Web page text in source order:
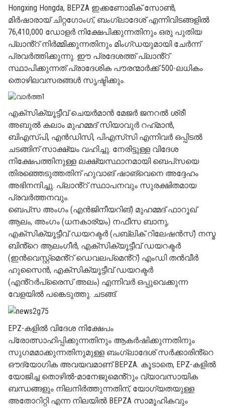
Hongxing Hongda, BEPZA ഇക്കണോമിക് സോൺ,
മിർഷാരായ് ചിറ്റഗോംഗ്, ബംഗ്ലാദേശ് എന്നിവിടങ്ങളിൽ
76,410,000 ഡോളർ നിക്ഷേപിക്കുന്നതിനും ഒരു പുതിയ
പ്ലാൻ്റ് നിർമ്മിക്കുന്നതിനും മിംഗ്ഡയുമായി ചേർന്ന്
പ്രവർത്തിക്കുന്നു. ഈ പ്രദേശത്ത് പ്ലാൻ്റ്
സ്ഥാപിക്കുന്നത് പ്രാദേശിക പൗരന്മാർക്ക് 500-ലധികം
തൊഴിലവസരങ്ങൾ സൃഷ്ടിക്കും.
എക്‌സിക്യൂട്ടീവ് ചെയർമാൻ മേജർ ജനറൽ ശ്രീ
അബുൽ കലാം മുഹമ്മദ് സിയാവുർ റഹ്‌മാൻ,
ബിഎസ്‌പി, എൻഡിസി, പിഎസ്‌സി എന്നിവർ ഒപ്പിടൽ
ചടങ്ങിന് സാക്ഷ്യം വഹിച്ചു. നേരിട്ടുള്ള വിദേശ
നിക്ഷേപത്തിനുള്ള ലക്ഷ്യസ്ഥാനമായി ബെപ്‌സയെ
തിരഞ്ഞെടുത്തതിന് ഹുവാങ് ഷാങ്‌വെനെ അദ്ദേഹം
അഭിനന്ദിച്ചു. പ്ലാൻ്റ് സ്ഥാപനവും സുരക്ഷിതമായ
പ്രവർത്തനവും.
ബെപ്‌സ അംഗം (എൻജിനീയറിങ്) മുഹമ്മദ് ഫാറൂഖ്
ആലം, അംഗം (ധനകാര്യം) നഫീസ ബാനു,
എക്‌സിക്യൂട്ടീവ് ഡയറക്ടർ (പബ്ലിക് റിലേഷൻസ്) നസ്മ
ബിൻ്റെ ആലംഗീർ, എക്‌സിക്യൂട്ടീവ് ഡയറക്ടർ
(ഇൻവെസ്റ്റ്‌മെൻ്റ് ഡെവലപ്‌മെൻ്റ്) എംഡി തൻവീർ
ഹുസൈൻ, എക്‌സിക്യൂട്ടീവ് ഡയറക്ടർ
(എൻ്റർപ്രൈസ് അലം) എന്നിവർ ഒപ്പുവെക്കുന്ന
വേളയിൽ പങ്കെടുത്തു. ചടങ്ങ്.
EPZ-കളിൽ വിദേശ നിക്ഷേപം
പ്രോത്സാഹിപ്പിക്കുന്നതിനും ആകർഷിക്കുന്നതിനും
സുഗമമാക്കുന്നതിനുമുള്ള ബംഗ്ലാദേശ് സർക്കാരിൻ്റെ
ഔദ്യോഗിക അവയവമാണ് BEPZA. കൂടാതെ, EPZ-കളിൽ
യോജിച്ച തൊഴിൽ-മാനേജുമെൻ്റും വ്യാവസായിക
ബന്ധങ്ങളും നിലനിർത്തുന്നതിന്, യോഗ്യതയുള്ള
അതോറിറ്റി എന്ന നിലയിൽ BEPZA സാമൂഹികവും